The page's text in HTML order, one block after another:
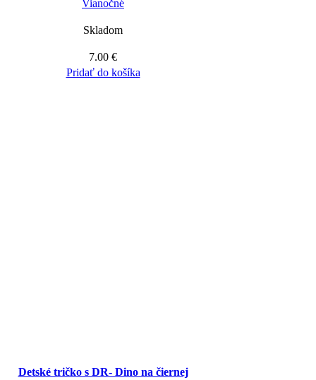
Vianočné
Skladom
7.00 €
Pridať do košíka
Detské tričko s DR- Dino na čiernej